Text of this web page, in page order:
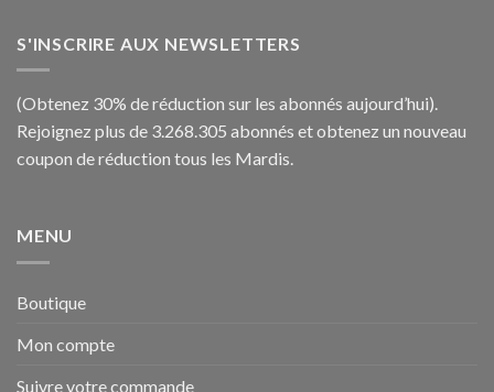
S'INSCRIRE AUX NEWSLETTERS
(Obtenez 30% de réduction sur les abonnés aujourd’hui).
Rejoignez plus de 3.268.305 abonnés et obtenez un nouveau
coupon de réduction tous les Mardis.
MENU
Boutique
Mon compte
Suivre votre commande